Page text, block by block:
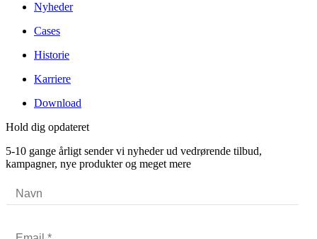
Nyheder
Cases
Historie
Karriere
Download
Hold dig opdateret
5-10 gange årligt sender vi nyheder ud vedrørende tilbud,
kampagner, nye produkter og meget mere